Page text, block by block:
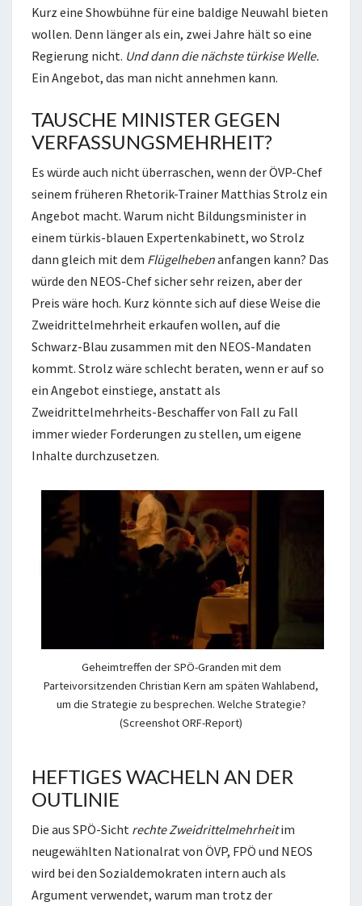
Kurz eine Showbühne für eine baldige Neuwahl bieten
wollen. Denn länger als ein, zwei Jahre hält so eine
Regierung nicht. Und dann die nächste türkise Welle.
Ein Angebot, das man nicht annehmen kann.
TAUSCHE MINISTER GEGEN
VERFASSUNGSMEHRHEIT?
Es würde auch nicht überraschen, wenn der ÖVP-Chef
seinem früheren Rhetorik-Trainer Matthias Strolz ein
Angebot macht. Warum nicht Bildungsminister in
einem türkis-blauen Expertenkabinett, wo Strolz
dann gleich mit dem Flügelhebenanfangen kann? Das
würde den NEOS-Chef sicher sehr reizen, aber der
Preis wäre hoch. Kurz könnte sich auf diese Weise die
Zweidrittelmehrheit erkaufen wollen, auf die
Schwarz-Blau zusammen mit den NEOS-Mandaten
kommt. Strolz wäre schlecht beraten, wenn er auf so
ein Angebot einstiege, anstatt als
Zweidrittelmehrheits-Beschaffer von Fall zu Fall
immer wieder Forderungen zu stellen, um eigene
Inhalte durchzusetzen.
Geheimtreffen der SPÖ-Granden mit dem
Parteivorsitzenden Christian Kern am späten Wahlabend,
um die Strategie zu besprechen. Welche Strategie?
(Screenshot ORF-Report)
HEFTIGES WACHELN AN DER
OUTLINIE
Die aus SPÖ-Sicht rechte Zweidrittelmehrheitim
neugewählten Nationalrat von ÖVP, FPÖ und NEOS
wird bei den Sozialdemokraten intern auch als
Argument verwendet, warum man trotz der